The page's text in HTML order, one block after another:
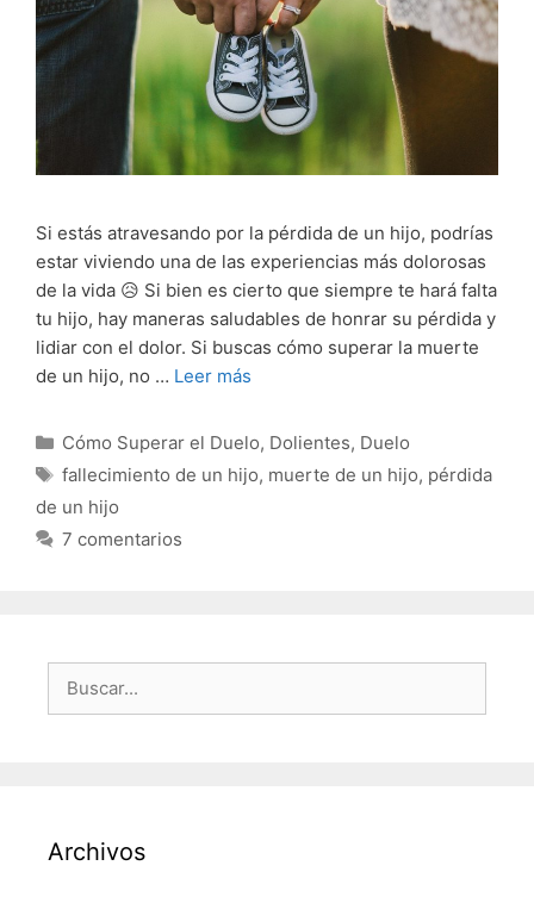
Si estás atravesando por la pérdida de un hijo, podrías
estar viviendo una de las experiencias más dolorosas
de la vida 😥 Si bien es cierto que siempre te hará falta
tu hijo, hay maneras saludables de honrar su pérdida y
lidiar con el dolor. Si buscas cómo superar la muerte
de un hijo, no … Leer más
Categorías
Cómo Superar el Duelo, Dolientes, Duelo
Etiquetas
fallecimiento de un hijo, muerte de un hijo, pérdida
de un hijo
7 comentarios
Archivos